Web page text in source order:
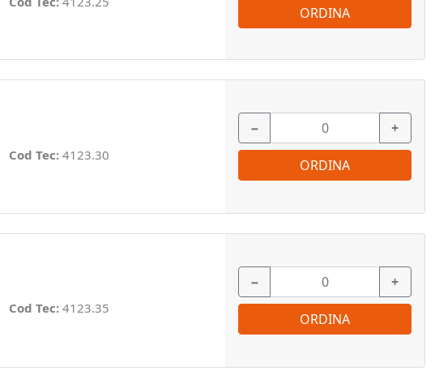
ORDINA
Cod Tec: 4123.30
− +
ORDINA
Cod Tec: 4123.35
− +
ORDINA